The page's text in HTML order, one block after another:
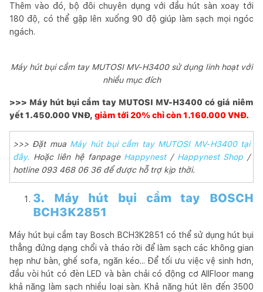
Thêm vào đó, bộ đôi chuyên dụng với đầu hút sàn xoay tới
180 độ, có thể gập lên xuống 90 độ giúp làm sạch mọi ngóc
ngách.
Máy hút bụi cầm tay MUTOSI MV-H3400 sử dụng linh hoạt với
nhiều mục đích
>>> Máy hút bụi cầm tay MUTOSI MV-H3400 có giá niêm
yết 1.450.000 VNĐ, giảm tới 20% chỉ còn 1.160.000 VNĐ.
>>> Đặt mua Máy hút bụi cầm tay MUTOSI MV-H3400 tại
đây. Hoặc liên hệ fanpage Happynest/ Happynest Shop /
hotline 093 468 06 36 để được hỗ trợ kịp thời.
3. Máy hút bụi cầm tay BOSCH
BCH3K2851
Máy hút bụi cầm tay Bosch BCH3K2851 có thể sử dụng hút bụi
thẳng đứng dạng chổi và tháo rời để làm sạch các không gian
hẹp như bàn, ghế sofa, ngăn kéo... Để tối ưu việc vệ sinh hơn,
đầu vòi hút có đèn LED và bàn chải có động cơ AllFloor mang
khả năng làm sạch nhiều loại sàn. Khả năng hút lên đến 3500